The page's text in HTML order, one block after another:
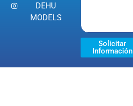
DEHU
MODELS
Solicitar
Información